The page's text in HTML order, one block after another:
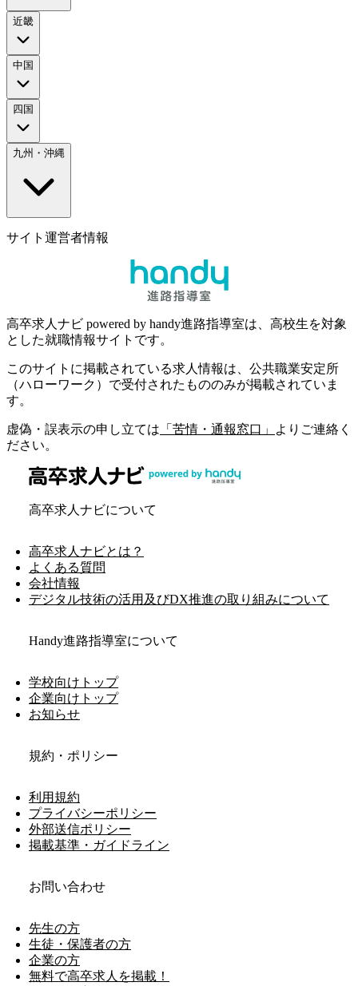
近畿
中国
四国
九州・沖縄
サイト運営者情報
高卒求人ナビ powered by handy進路指導室は、高校生を対象
とした就職情報サイトです。
このサイトに掲載されている求人情報は、公共職業安定所
（ハローワーク）で受付されたもののみが掲載されていま
す。
虚偽・誤表示の申し立ては 「苦情・通報窓口」
よりご連絡く
ださい。
高卒求人ナビについて
高卒求人ナビとは？
よくある質問
会社情報
デジタル技術の活用及びDX推進の取り組みについて
Handy進路指導室について
学校向けトップ
企業向けトップ
お知らせ
規約・ポリシー
利用規約
プライバシーポリシー
外部送信ポリシー
掲載基準・ガイドライン
お問い合わせ
先生の方
生徒・保護者の方
企業の方
無料で高卒求人を掲載！